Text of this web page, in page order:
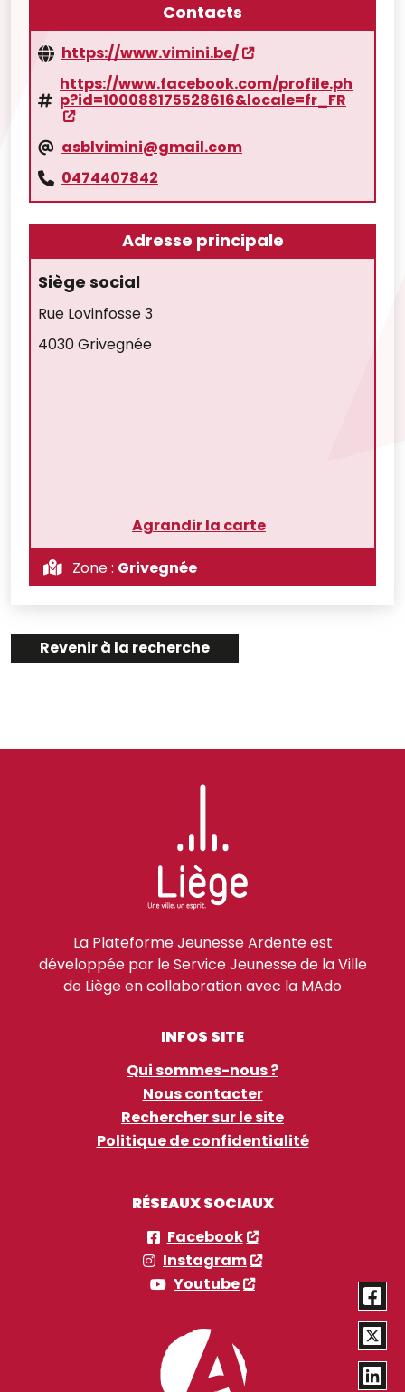
Contacts
https://www.vimini.be/
https://www.facebook.com/profile.ph
p?id=100088175528616&locale=fr_FR
asblvimini@gmail.com
0474407842
Adresse principale
Siège social
Rue Lovinfosse 3
4030 Grivegnée
Agrandir la carte
Zone : Grivegnée
Revenir à la recherche
La Plateforme Jeunesse Ardente est
développée par le Service Jeunesse de la Ville
de Liège en collaboration avec la MAdo
INFOS SITE
Qui sommes-nous ?
Nous contacter
Rechercher sur le site
Politique de confidentialité
RÉSEAUX SOCIAUX
Facebook
Instagram
Youtube